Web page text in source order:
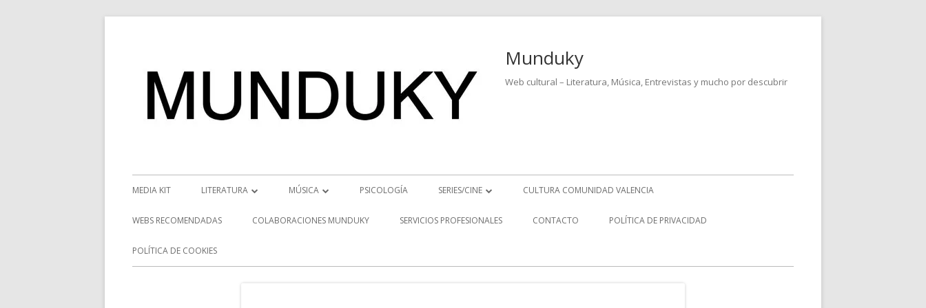
Munduky
Web cultural – Literatura, Música, Entrevistas y mucho por descubrir
Menú
principal
MEDIA KIT LITERATURA
RESEÑAS
NOVEDADES
MÚSICA
NOTICIAS MUSICALES
PSICOLOGÍA SERIES/CINE
SERIES
CULTURA COMUNIDAD VALENCIA
WEBS RECOMENDADAS COLABORACIONES MUNDUKY SERVICIOS PROFESIONALES CONTACTO POLÍTICA DE PRIVACIDAD
POLÍTICA DE COOKIES